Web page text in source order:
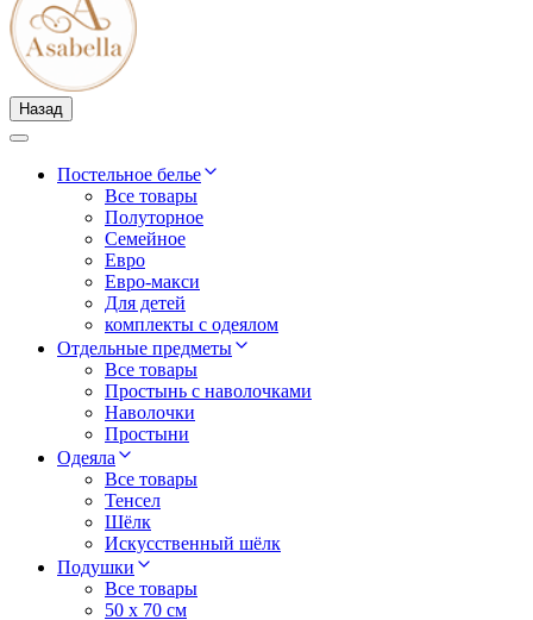
Назад
Постельное белье
Все товары
Полуторное
Семейное
Евро
Евро-макси
Для детей
комплекты с одеялом
Отдельные предметы
Все товары
Простынь с наволочками
Наволочки
Простыни
Одеяла
Все товары
Тенсел
Шёлк
Искусственный шёлк
Подушки
Все товары
50 x 70 см